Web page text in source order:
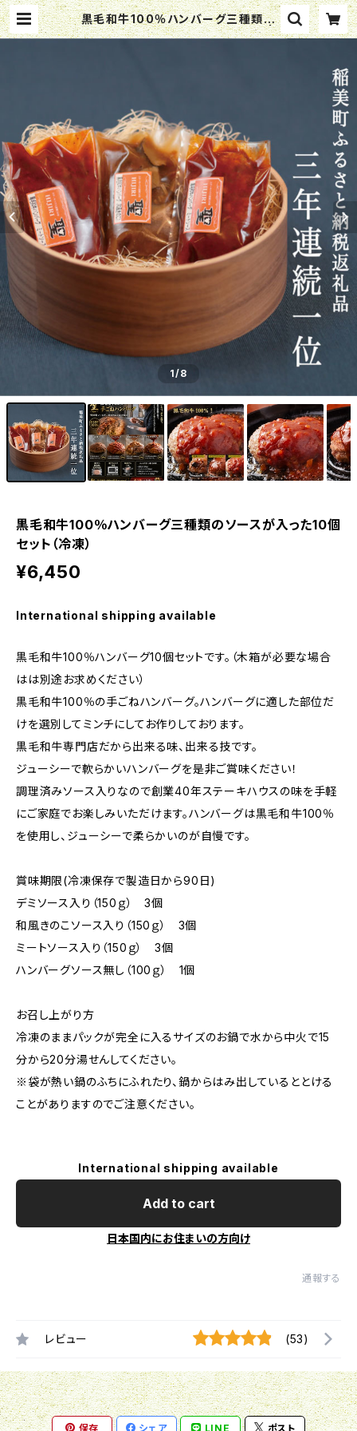
黒毛和牛100％ハンバーグ三種類の
ソースが入った10個セット（冷凍） |
1/8
黒毛和牛100％ハンバーグ三種類のソースが入った10個
セット（冷凍）
¥6,450
International shipping available
黒毛和牛100％ハンバーグ10個セットです。（木箱が必要な場合
はは別途お求めください）
黒毛和牛100％の手ごねハンバーグ。ハンバーグに適した部位だ
けを選別してミンチにしてお作りしております。
黒毛和牛専門店だから出来る味、出来る技です。
ジューシーで軟らかいハンバーグを是非ご賞味ください！
調理済みソース入りなので創業40年ステーキハウスの味を手軽
にご家庭でお楽しみいただけます。ハンバーグは黒毛和牛100％
を使用し、ジューシーで柔らかいのが自慢です。
賞味期限(冷凍保存で製造日から90日)
デミソース入り（150ｇ） 3個
和風きのこソース入り（150ｇ） 3個
ミートソース入り（150ｇ） 3個
ハンバーグソース無し（100ｇ） 1個
お召し上がり方
冷凍のままパックが完全に入るサイズのお鍋で水から中火で15
分から20分湯せんしてください。
※袋が熱い鍋のふちにふれたり、鍋からはみ出しているととける
ことがありますのでご注意ください。
International shipping available
Add to cart
日本国内にお住まいの方向け
通報する
レビュー (53)
保存 シェア LINE ポスト